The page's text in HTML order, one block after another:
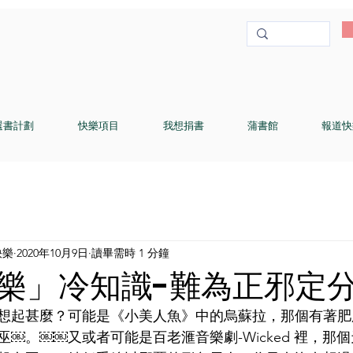
書計劃 快樂項目 我想捐書 蒲書館 報道
」冷知識-難為正邪定
2020年10月9日 讀畢需時 1 分鐘
起甚麼？可能是《小美人魚》中的烏蘇拉，那個有著
￼。￼￼又或者可能是百老滙音樂劇-Wicked 裡，那個